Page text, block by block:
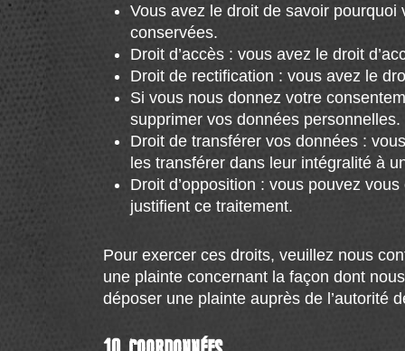
Vous avez le droit de savoir
conservées.
Droit d’accès : vous avez le droit
Droit de rectification : vous avez le
Si vous nous donnez votre
supprimer vos données personnelles.
Droit de transférer vos données :
les transférer dans leur intégralité à
Droit d’opposition : vous pouvez
justifient ce traitement.
Pour exercer ces droits, veuillez nous
une plainte concernant la façon dont
déposer une plainte auprès de l’autorité